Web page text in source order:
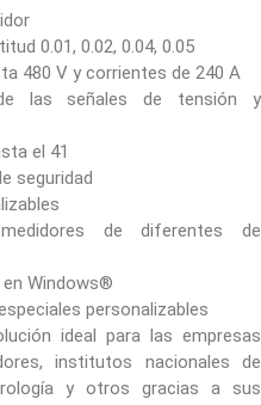
0.01, 0.02, 0.04, 0.05
480 V y corrientes de 240 A
de las señales de tensión y
el 41
seguridad
de diferentes de
Windows®
personalizables
ideal para las empresas
institutos nacionales de
y otros gracias a sus